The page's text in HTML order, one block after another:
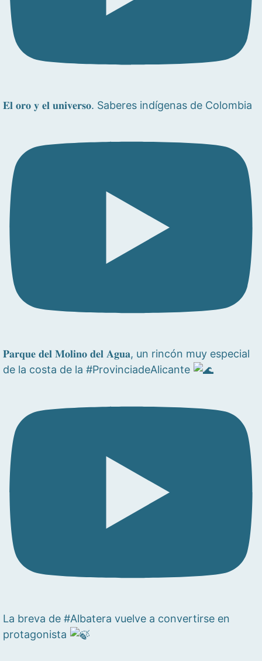
𝐄𝐥 𝐨𝐫𝐨 𝐲 𝐞𝐥 𝐮𝐧𝐢𝐯𝐞𝐫𝐬𝐨. Saberes indígenas de Colombia
𝐏𝐚𝐫𝐪𝐮𝐞 𝐝𝐞𝐥 𝐌𝐨𝐥𝐢𝐧𝐨 𝐝𝐞𝐥 𝐀𝐠𝐮𝐚, un rincón muy especial
de la costa de la #ProvinciadeAlicante
La breva de #Albatera vuelve a convertirse en
protagonista